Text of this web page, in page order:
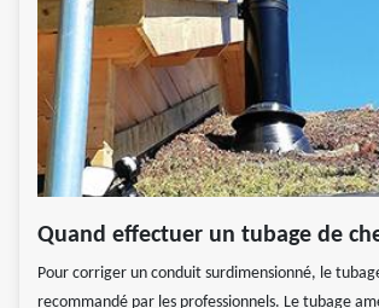
Quand effectuer un tubage de
Pour corriger un conduit surdimensionné, le
recommandé par les professionnels. Le tubage